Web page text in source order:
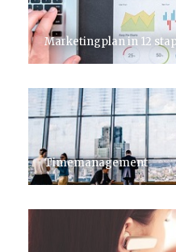
Marketingplan in 12
Timemanagement